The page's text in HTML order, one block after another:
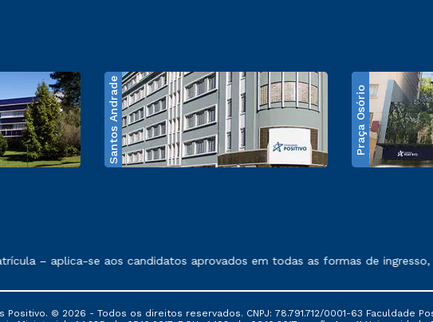
Santos Andrade Praça Osório
conforme exposto no contrato de prestação de serviços
– aplica-se aos candidatos aprovados em todas as formas de ingresso,
© 2026 - Todos os direitos reservados. CNPJ: 78.791.712/0001-63 Faculdade